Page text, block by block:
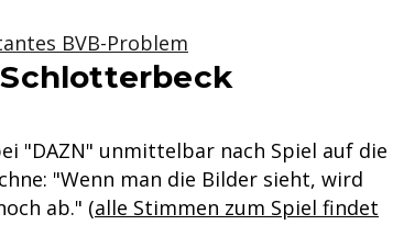
BVB-Problem
"DAZN" unmittelbar nach Spiel auf die
"Wenn man die Bilder sieht, wird
ab." (alle Stimmen zum Spiel findet